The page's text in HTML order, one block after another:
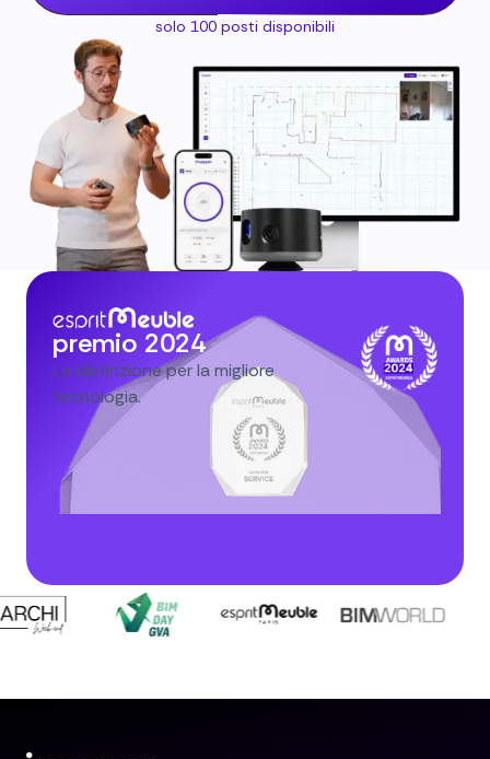
solo 100 posti disponibili
premio 2024
La distinzione per la migliore
tecnologia.